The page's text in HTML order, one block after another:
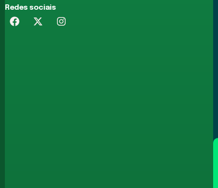
Redes sociais